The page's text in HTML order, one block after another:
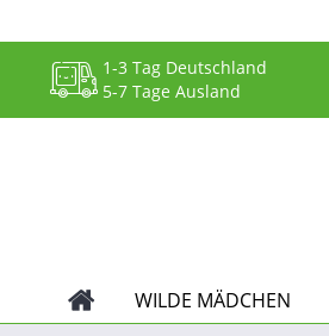
1-3 Tag Deutschland
5-7 Tage Ausland
WILDE MÄDCHEN